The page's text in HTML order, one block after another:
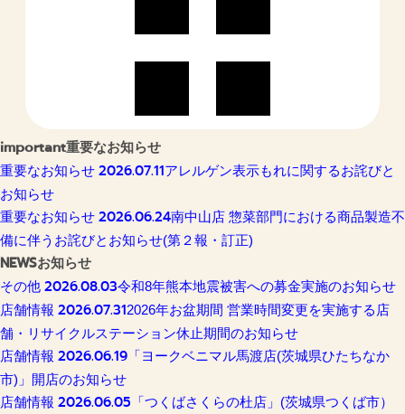
important重要なお知らせ
重要なお知らせ 2026.07.11アレルゲン表示もれに関するお詫びと
お知らせ
重要なお知らせ 2026.06.24南中山店 惣菜部門における商品製造不
備に伴うお詫びとお知らせ(第２報・訂正)
NEWSお知らせ
その他 2026.08.03令和8年熊本地震被害への募金実施のお知らせ
店舗情報 2026.07.312026年お盆期間 営業時間変更を実施する店
舗・リサイクルステーション休止期間のお知らせ
店舗情報 2026.06.19 「ヨークベニマル馬渡店(茨城県ひたちなか
市)」開店のお知らせ
店舗情報 2026.06.05 「つくばさくらの杜店」(茨城県つくば市）